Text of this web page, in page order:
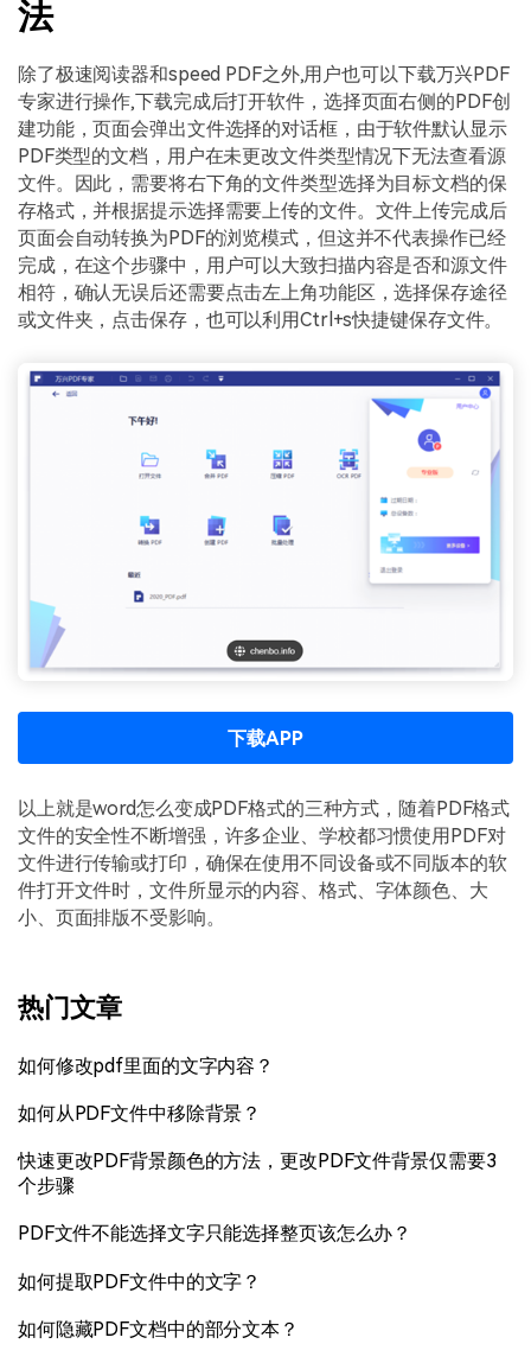
法
除了极速阅读器和speed PDF之外,用户也可以下载万兴PDF
专家进行操作,下载完成后打开软件，选择页面右侧的PDF创
建功能，页面会弹出文件选择的对话框，由于软件默认显示
PDF类型的文档，用户在未更改文件类型情况下无法查看源
文件。因此，需要将右下角的文件类型选择为目标文档的保
存格式，并根据提示选择需要上传的文件。文件上传完成后
页面会自动转换为PDF的浏览模式，但这并不代表操作已经
完成，在这个步骤中，用户可以大致扫描内容是否和源文件
相符，确认无误后还需要点击左上角功能区，选择保存途径
或文件夹，点击保存，也可以利用Ctrl+s快捷键保存文件。
下载APP
以上就是word怎么变成PDF格式的三种方式，随着PDF格式
文件的安全性不断增强，许多企业、学校都习惯使用PDF对
文件进行传输或打印，确保在使用不同设备或不同版本的软
件打开文件时，文件所显示的内容、格式、字体颜色、大
小、页面排版不受影响。
热门文章
如何修改pdf里面的文字内容？
如何从PDF文件中移除背景？
快速更改PDF背景颜色的方法，更改PDF文件背景仅需要3
个步骤
PDF文件不能选择文字只能选择整页该怎么办？
如何提取PDF文件中的文字？
如何隐藏PDF文档中的部分文本？